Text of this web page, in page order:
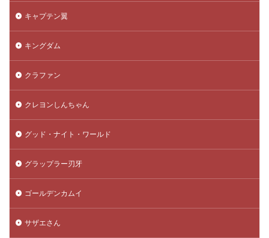
キャプテン翼
キングダム
クラファン
クレヨンしんちゃん
グッド・ナイト・ワールド
グラップラー刃牙
ゴールデンカムイ
サザエさん